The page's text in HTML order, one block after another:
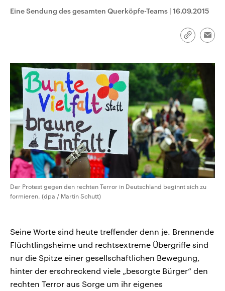
und Hintergründe zu den Parteien
und Kandidaten der anstehenden
Sendungen Programm Podcasts
Eine Sendung des gesamten Querköpfe-Teams | 16.09.2015
Link
Der Protest gegen den rechten Terror in Deutschland beginnt sich zu
formieren. (dpa / Martin Schutt)
Seine Worte sind heute treffender denn je. Brennende
Flüchtlingsheime und rechtsextreme Übergriffe sind
nur die Spitze einer gesellschaftlichen Bewegung,
hinter der erschreckend viele „besorgte Bürger“ den
rechten Terror aus Sorge um ihr eigenes